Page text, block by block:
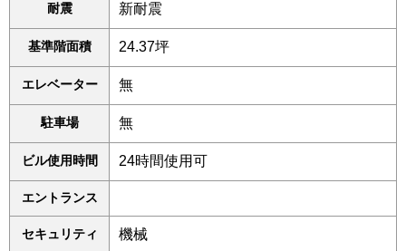
耐震 新耐震
基準階面積 24.37坪
エレベーター 無
駐車場 無
ビル使用時間 24時間使用可
エントランス
セキュリティ 機械